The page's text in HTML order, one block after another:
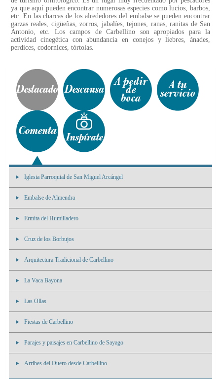
ya que aquí pueden encontrar numerosas especies como lucios, barbos,
etc. En las charcas de los alrededores del embalse se pueden encontrar
garzas reales, cigüeñas, zorros, jabalíes, tejones, ranas, ranitas de San
Antonio, etc. Los campos de Carbellino son apropiados para la
actividad cinegética con abundancia en conejos y liebres, ánades,
perdices, codornices, tórtolas.
Iglesia Parroquial de San Miguel Arcángel
Embalse de Almendra
Ermita del Humilladero
Cruz de los Borbujos
Arquitectura Tradicional de Carbellino
La Vaca Bayona
Las Ollas
Fiestas de Carbellino
Parajes y paisajes en Carbellino de Sayago
Arribes del Duero desde Carbellino